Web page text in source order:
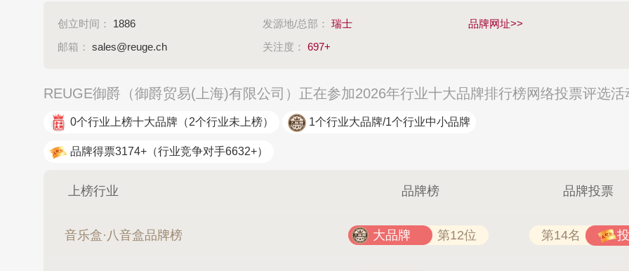
创立时间： 1886 发源地/总部： 瑞士
品牌网址>>
邮箱： sales@reuge.ch 关注度： 697+
REUGE御爵（御爵贸易(上海)有限公司）正在参加2026年行业十大品牌排行榜网络投票评选活
0个行业上榜十大品牌 （2个行业未上榜） 1个行业大品牌/1个行业中小品牌
品牌得票3174+ （行业竞争对手6632+）
上榜行业 品牌榜 品牌投票
音乐盒·八音盒品牌榜 大品牌 第12位 第14名